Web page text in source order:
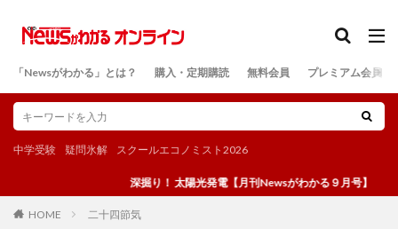
「Newsがわかる」とは？ 購入・定期購読 無料会員 プレミアム会員
中学受験 疑問氷解 スクールエコノミスト2026
深掘り！ 太陽光発電【月刊Newsがわかる９月号】
HOME 二十四節気
検索